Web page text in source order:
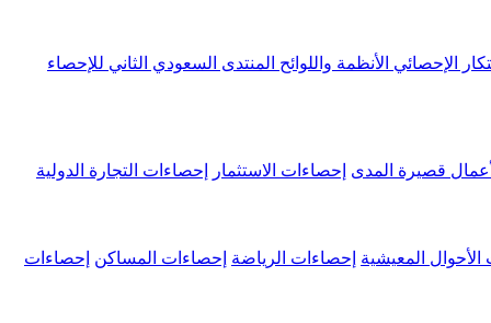
الإحصائي الأنظمة واللوائح المنتدى السعودي الثاني للإحصاء
قصيرة المدى إحصاءات الاستثمار إحصاءات التجارة الدولية
الأحوال المعيشية إحصاءات الرياضة إحصاءات المساكن إحصاءات